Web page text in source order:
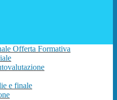
Offerta Formativa
e finale